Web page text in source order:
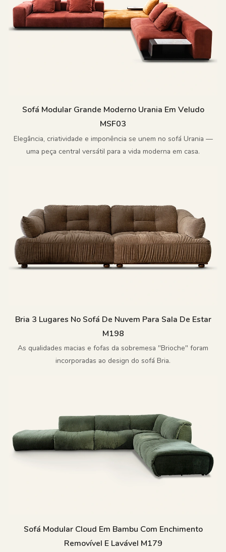
Sofá Modular Grande Moderno Urania Em Veludo
MSF03
Elegância, criatividade e imponência se unem no sofá Urania —
uma peça central versátil para a vida moderna em casa.
Bria 3 Lugares No Sofá De Nuvem Para Sala De Estar
M198
As qualidades macias e fofas da sobremesa "Brioche" foram
incorporadas ao design do sofá Bria.
Sofá Modular Cloud Em Bambu Com Enchimento
Removível E Lavável M179